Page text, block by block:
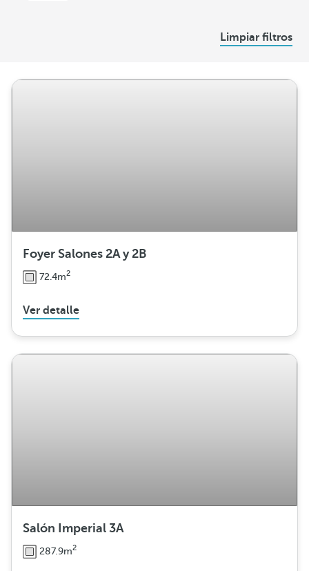
Limpiar filtros
Foyer Salones 2A y 2B
72.4m2
Ver detalle
Salón Imperial 3A
287.9m2